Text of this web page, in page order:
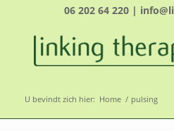
06 202 64 220 |
U bevindt zich hier: Home / pulsing